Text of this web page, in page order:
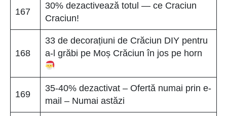
167
30% dezactivează totul — ce Craciun
Craciun!
168
33 de decorațiuni de Crăciun DIY pentru
a-l grăbi pe Moș Crăciun în jos pe horn
169
35-40% dezactivat – Ofertă numai prin e-
mail – Numai astăzi